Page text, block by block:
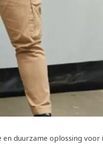
duurzame oplossing